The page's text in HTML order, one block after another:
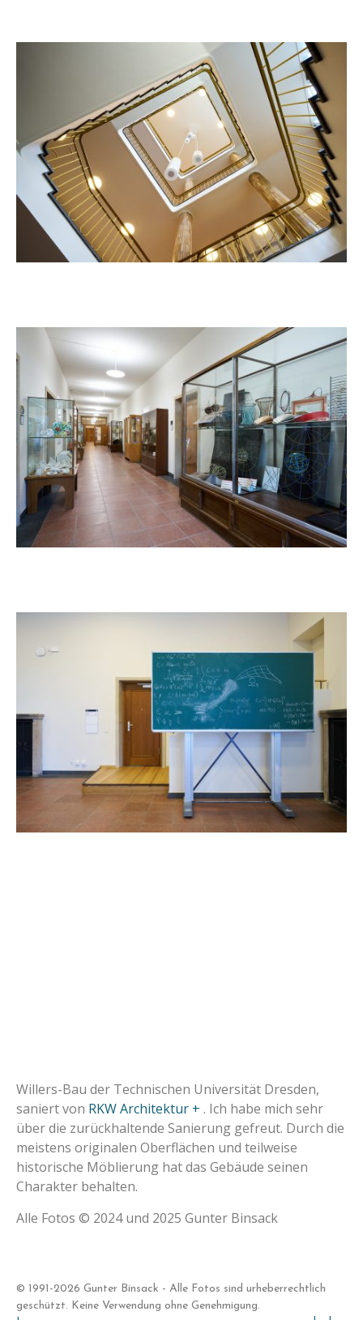
Willers-Bau der Technischen Universität Dresden,
saniert von RKW Architektur + . Ich habe mich sehr
über die zurückhaltende Sanierung gefreut. Durch die
meistens originalen Oberflächen und teilweise
historische Möblierung hat das Gebäude seinen
Charakter behalten.
Alle Fotos © 2024 und 2025 Gunter Binsack
© 1991-2026 Gunter Binsack - Alle Fotos sind urheberrechtlich
geschützt. Keine Verwendung ohne Genehmigung.